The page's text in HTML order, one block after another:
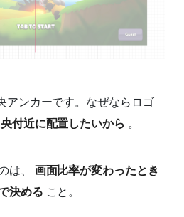
アンカーです。なぜならロゴ
付近に配置したいから 。
は、 画面比率が変わったとき
決める こと。